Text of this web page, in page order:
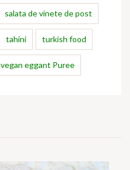
salata de vinete de post
tahini turkish food
vegan eggant Puree